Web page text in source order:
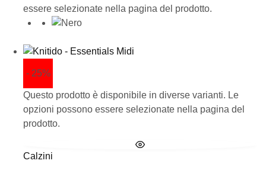
essere selezionate nella pagina del prodotto.
- 25%
Questo prodotto è disponibile in diverse varianti. Le
opzioni possono essere selezionate nella pagina del
prodotto.
Calzini